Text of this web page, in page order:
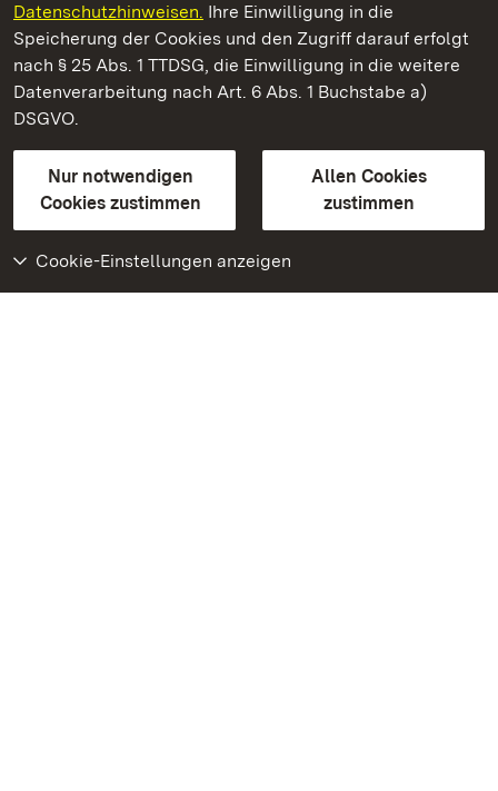
Datenschutzhinweisen. Ihre Einwilligung in die
Speicherung der Cookies und den Zugriff darauf erfolgt
nach § 25 Abs. 1 TTDSG, die Einwilligung in die weitere
Datenverarbeitung nach Art. 6 Abs. 1 Buchstabe a)
DSGVO.
Nur notwendigen
Cookies zustimmen
Allen Cookies
zustimmen
Cookie-Einstellungen anzeigen
Schloss und Schlossgarten Schwetzingen
Staatliche Schlösser und Gärten Baden-Württemberg
Kontakt
GebärdenspracheLeichte Sprache
Erklärung zur Barrierefreiheit
BITV-konform (geprüfte Seiten)
Weiteres